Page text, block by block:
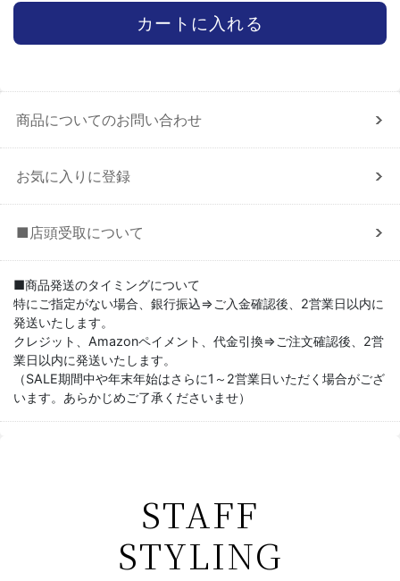
商品についてのお問い合わせ
お気に入りに登録
■店頭受取について
■商品発送のタイミングについて
特にご指定がない場合、銀行振込⇒ご入金確認後、2営業日以内に
発送いたします。
クレジット、Amazonペイメント、代金引換⇒ご注文確認後、2営
業日以内に発送いたします。
（SALE期間中や年末年始はさらに1～2営業日いただく場合がござ
います。あらかじめご了承くださいませ）
STAFF
STYLING